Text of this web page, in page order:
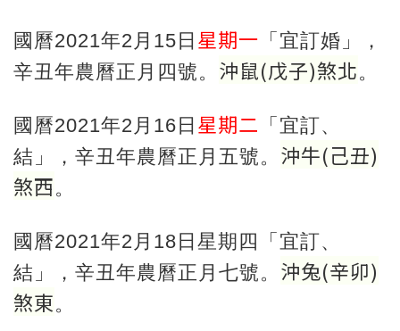
國曆2021年2月15日 星期一 「宜訂婚」，
辛丑年農曆正月四號。 沖鼠(戊子)煞北。
國曆2021年2月16日 星期二 「宜訂、
結」，辛丑年農曆正月五號。 沖牛(己丑)
煞西。
國曆2021年2月18日星期四「宜訂、
結」，辛丑年農曆正月七號。 沖兔(辛卯)
煞東。